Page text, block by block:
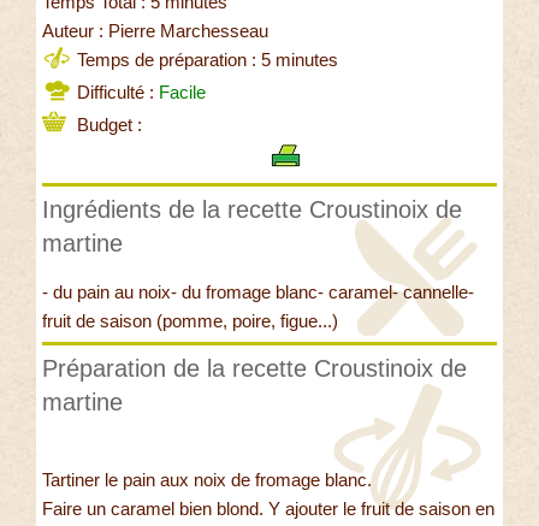
Auteur : Pierre Marchesseau
Temps de préparation : 5 minutes
Difficulté : Facile
Budget :
Ingrédients de la recette Croustinoix de
martine
- du pain au noix- du fromage blanc- caramel- cannelle-
fruit de saison (pomme, poire, figue...)
Préparation de la recette Croustinoix de
martine
Tartiner le pain aux noix de fromage blanc.
Faire un caramel bien blond. Y ajouter le fruit de saison en